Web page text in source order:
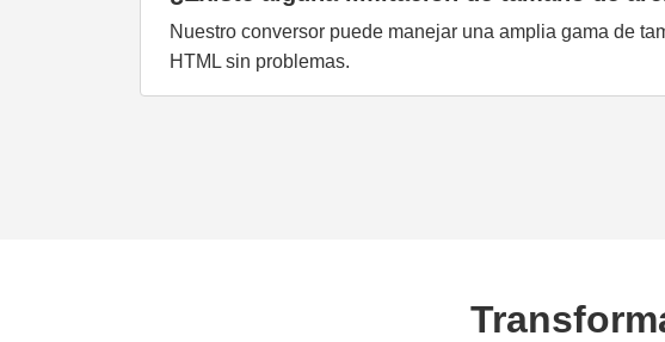
Nuestro conversor puede manejar una amplia gama de
HTML sin problemas.